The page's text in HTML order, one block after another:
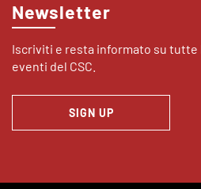
Newsletter
Iscriviti e resta informato su tutte
eventi del CSC.
SIGN UP